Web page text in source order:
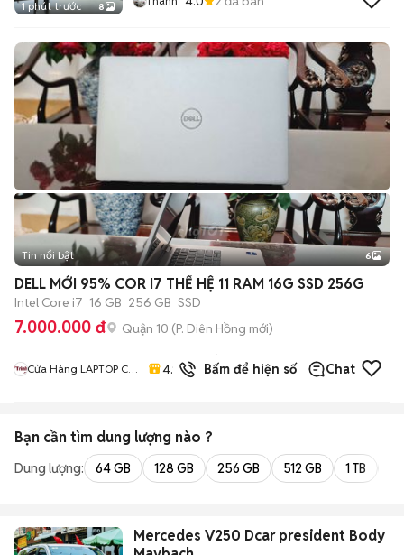
1 phút trước 8
+2
Tin nổi bật 6
DELL MỚI 95% COR I7 THẾ HỆ 11 RAM 16G SSD 256G
Intel Core i7 16 GB 256 GB SSD
7.000.000 đ Quận 10 (P. Diên Hồng mới)
Cửa Hàng LAPTOP Cũ
4.9
46
đã
bán
Bấm để hiện số Chat
Bạn cần tìm dung lượng nào ?
Dung lượng: 64 GB 128 GB 256 GB 512 GB 1 TB
Mercedes V250 Dcar president Body